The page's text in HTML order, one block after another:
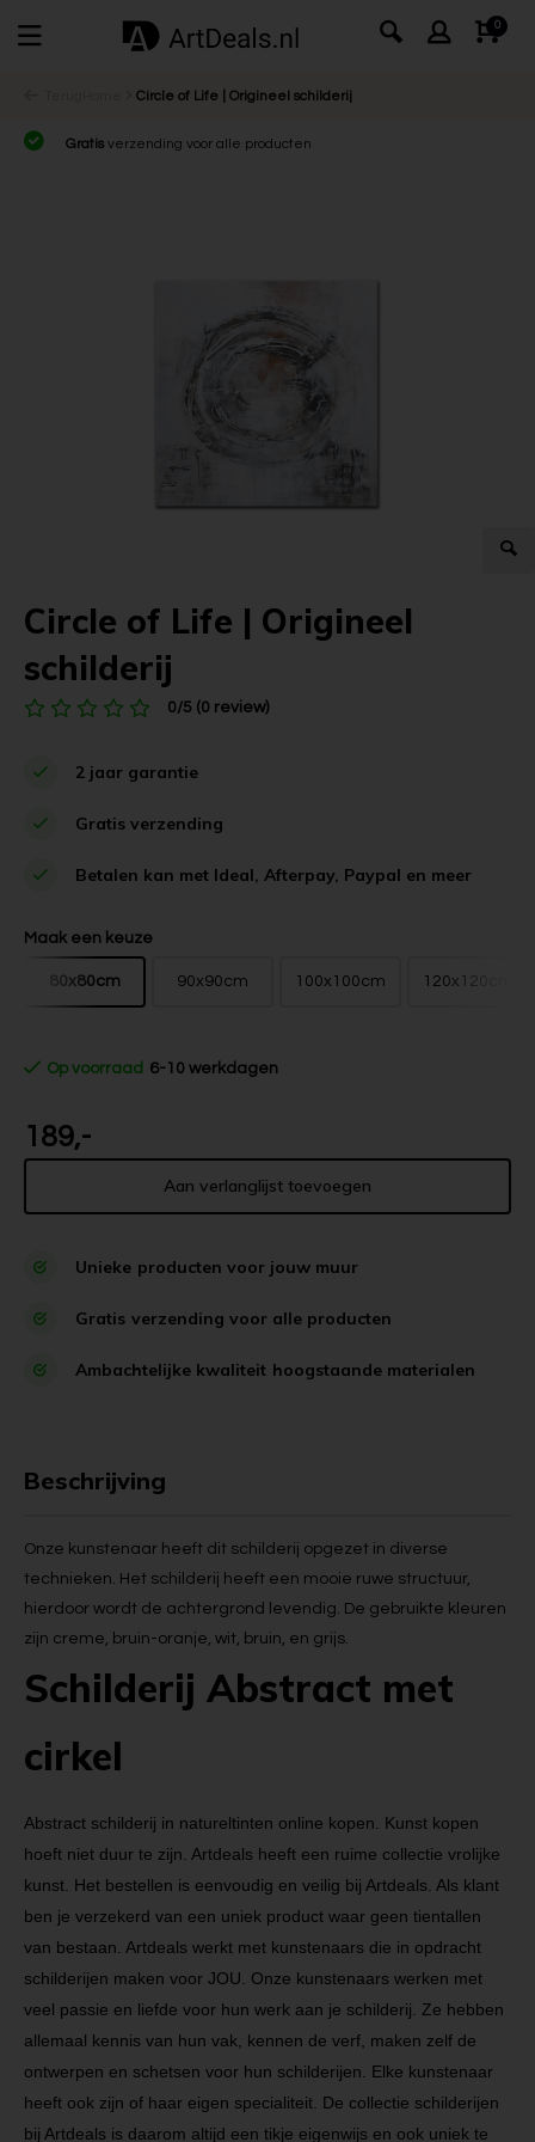
0
Circle of Life | Origineel schilderij
Gratis verzending voor alle producten
Circle of Life | Origineel
schilderij
0/5 (0 review)
2 jaar garantie
Gratis verzending
Betalen kan met Ideal, Afterpay, Paypal en meer
Maak een keuze
80x80cm 90x90cm 100x100cm 120x120cm
Op voorraad 6-10 werkdagen
189,-
Aan verlanglijst toevoegen
Unieke producten voor jouw muur
Gratis verzending voor alle producten
Ambachtelijke kwaliteit hoogstaande materialen
Beschrijving
Onze kunstenaar heeft dit schilderij opgezet in diverse
technieken. Het schilderij heeft een mooie ruwe structuur,
hierdoor wordt de achtergrond levendig. De gebruikte kleuren
zijn creme, bruin-oranje, wit, bruin, en grijs.
Schilderij Abstract met
cirkel
Abstract schilderij in natureltinten online kopen. Kunst kopen
hoeft niet duur te zijn. Artdeals heeft een ruime collectie vrolijke
kunst. Het bestellen is eenvoudig en veilig bij Artdeals. Als klant
ben je verzekerd van een uniek product waar geen tientallen
van bestaan. Artdeals werkt met kunstenaars die in opdracht
schilderijen maken voor JOU. Onze kunstenaars werken met
veel passie en liefde voor hun werk aan je schilderij. Ze hebben
allemaal kennis van hun vak, kennen de verf, maken zelf de
ontwerpen en schetsen voor hun schilderijen. Elke kunstenaar
heeft ook zijn of haar eigen specialiteit. De collectie schilderijen
bij Artdeals is daarom altijd een tikje eigenwijs en ook uniek te